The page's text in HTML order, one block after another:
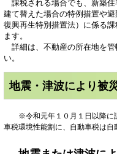
課税される場合でも、新築住
建て替えた場合の特例措置や
復興再生特別措置法）に係る
ます。
詳細は、不動産の所在地を管
い。
地震・津波により被
※令和元年１０月１日以降に課
車税環境性能割に、自動車税は自